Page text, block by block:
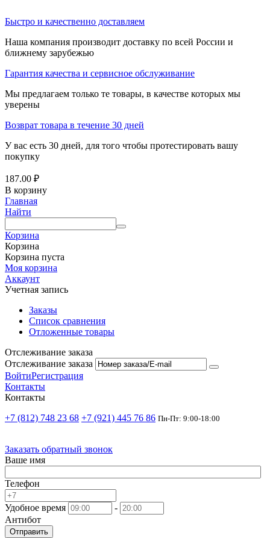
Быстро и качественно доставляем
Наша компания производит доставку по всей России и
ближнему зарубежью
Гарантия качества и сервисное обслуживание
Мы предлагаем только те товары, в качестве которых мы
уверены
Возврат товара в течение 30 дней
У вас есть 30 дней, для того чтобы протестировать вашу
покупку
187.00 ₽
В корзину
Главная
Найти
Корзина
Корзина
Корзина пуста
Моя корзина
Аккаунт
Учетная запись
Заказы
Список сравнения
Отложенные товары
Отслеживание заказа
Отслеживание заказа
ВойтиРегистрация
Контакты
Контакты
+7 (812) 748 23 68 +7 (921) 445 76 86 Пн-Пт: 9:00-18:00
Заказать обратный звонок
Ваше имя
Телефон
Удобное время
-
Антибот
Отправить